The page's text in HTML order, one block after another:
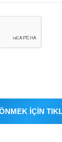
İÇİN